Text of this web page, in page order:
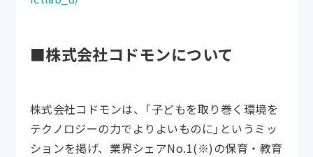
■株式会社コドモンについて
株式会社コドモンは、「子どもを取り巻く環境を
テクノロジーの力でよりよいものに」というミッ
ションを掲げ、業界シェアNo.1(※)の保育・教育